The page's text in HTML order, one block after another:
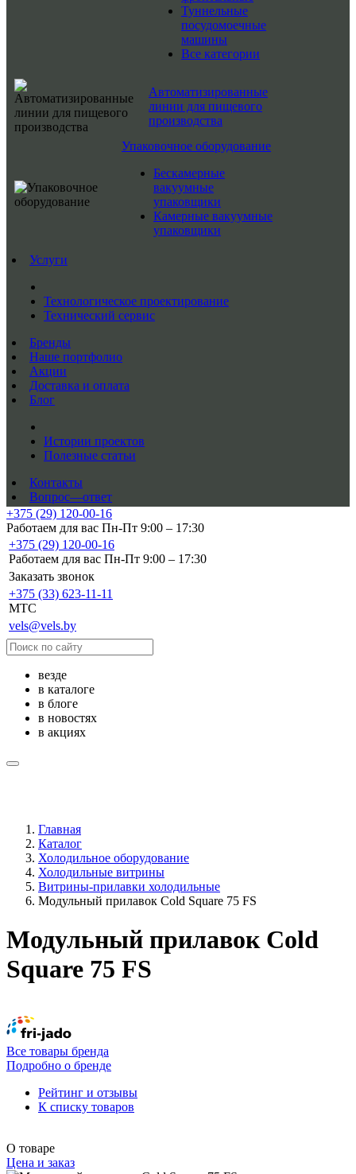
Туннельные
посудомоечные
машины
Все категории
Автоматизированные
линии для пищевого
производства
Упаковочное оборудование
Бескамерные
вакуумные
упаковщики
Камерные вакуумные
упаковщики
Услуги
Технологическое проектирование
Технический сервис
Бренды
Наше портфолио
Акции
Доставка и оплата
Блог
Истории проектов
Полезные статьи
Контакты
Вопрос—ответ
+375 (29) 120-00-16
Работаем для вас Пн-Пт 9:00 – 17:30
+375 (29) 120-00-16
Работаем для вас Пн-Пт 9:00 – 17:30
Заказать звонок
+375 (33) 623-11-11
MTC
vels@vels.by
везде
в каталоге
в блоге
в новостях
в акциях
Главная
Каталог
Холодильное оборудование
Холодильные витрины
Витрины-прилавки холодильные
Модульный прилавок Cold Square 75 FS
Модульный прилавок Cold
Square 75 FS
Все товары бренда
Подробно о бренде
Рейтинг и отзывы
К списку товаров
О товаре
Цена и заказ